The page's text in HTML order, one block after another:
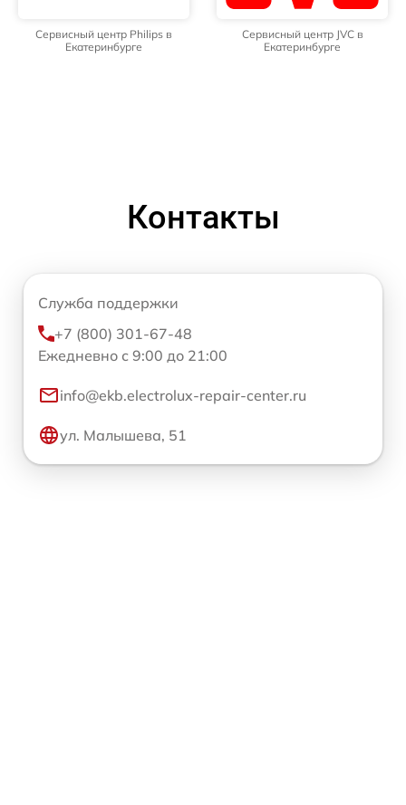
Сервисный центр Philips в
Екатеринбурге
Сервисный центр JVC в
Екатеринбурге
Контакты
Служба поддержки
+7 (800) 301-67-48
Ежедневно с 9:00 до 21:00
info@ekb.electrolux-repair-center.ru
ул. Малышева, 51